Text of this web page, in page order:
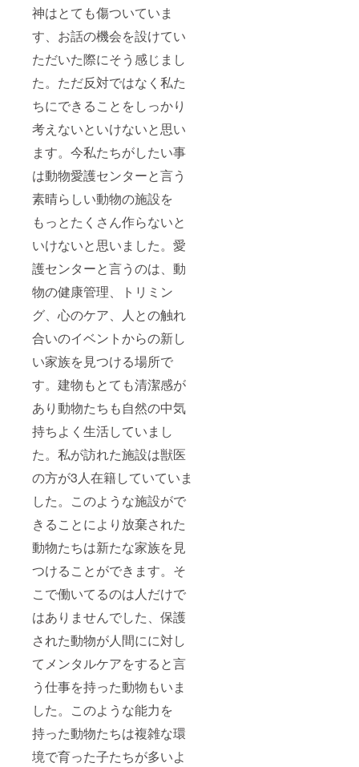
神はとても傷ついていま
す、お話の機会を設けてい
ただいた際にそう感じまし
た。ただ反対ではなく私た
ちにできることをしっかり
考えないといけないと思い
ます。今私たちがしたい事
は動物愛護センターと言う
素晴らしい動物の施設を
もっとたくさん作らないと
いけないと思いました。愛
護センターと言うのは、動
物の健康管理、トリミン
グ、心のケア、人との触れ
合いのイベントからの新し
い家族を見つける場所で
す。建物もとても清潔感が
あり動物たちも自然の中気
持ちよく生活していまし
た。私が訪れた施設は獣医
の方が3人在籍していていま
した。このような施設がで
きることにより放棄された
動物たちは新たな家族を見
つけることができます。そ
こで働いてるのは人だけで
はありませんでした、保護
された動物が人間にに対し
てメンタルケアをすると言
う仕事を持った動物もいま
した。このような能力を
持った動物たちは複雑な環
境で育った子たちが多いよ